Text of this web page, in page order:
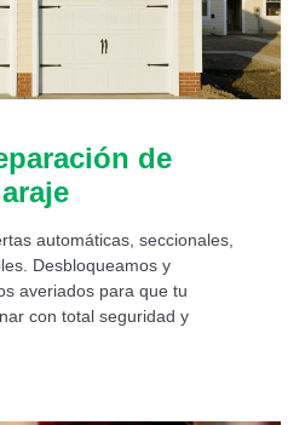
de
automáticas, seccionales,
Desbloqueamos y
averiados para que tu
con total seguridad y